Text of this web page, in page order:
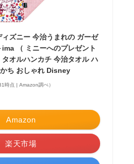
ィズニー 今治うまれの ガーゼ
（ ミニーへのプレゼント
オルハンカチ 今治タオル ハ
ち おしゃれ Disney
時点 | Amazon調べ）
Amazon
楽天市場